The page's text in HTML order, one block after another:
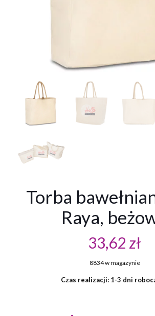
Torba
Raya,
33,62 zł
8834 w magazynie
Czas realizacji: 1-3 dni